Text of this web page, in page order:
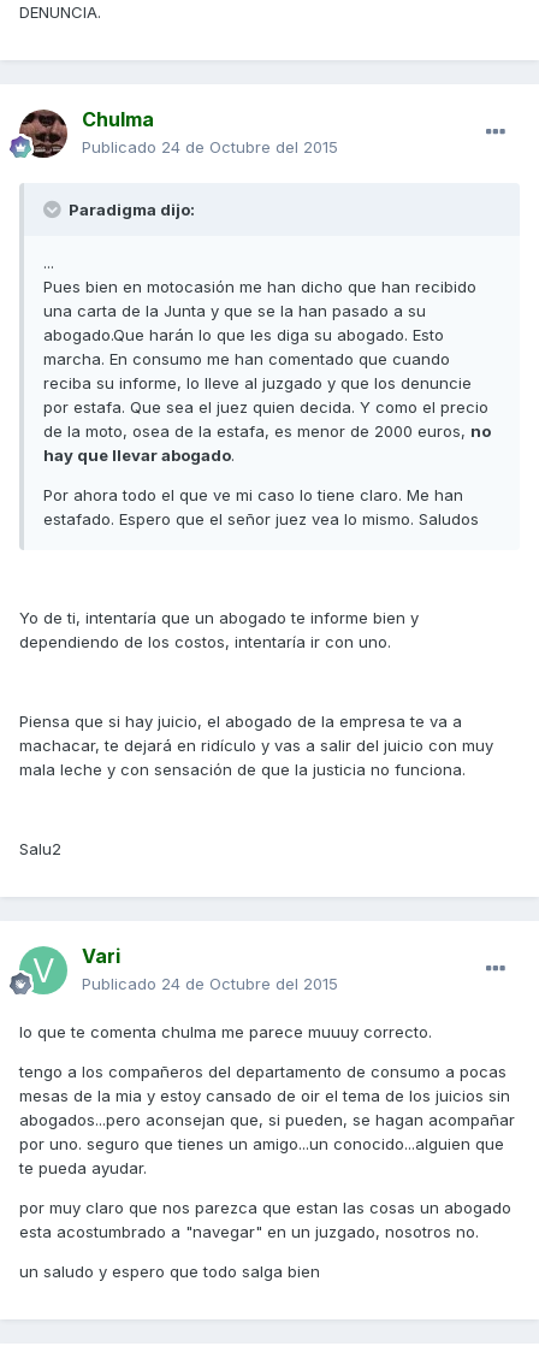
DENUNCIA.
Chulma
Publicado 24 de Octubre del 2015
Paradigma dijo:
...
Pues bien en motocasión me han dicho que han recibido
una carta de la Junta y que se la han pasado a su
abogado.Que harán lo que les diga su abogado. Esto
marcha. En consumo me han comentado que cuando
reciba su informe, lo lleve al juzgado y que los denuncie
por estafa. Que sea el juez quien decida. Y como el precio
de la moto, osea de la estafa, es menor de 2000 euros, no
hay que llevar abogado.
Por ahora todo el que ve mi caso lo tiene claro. Me han
estafado. Espero que el señor juez vea lo mismo. Saludos
Yo de ti, intentaría que un abogado te informe bien y
dependiendo de los costos, intentaría ir con uno.
Piensa que si hay juicio, el abogado de la empresa te va a
machacar, te dejará en ridículo y vas a salir del juicio con muy
mala leche y con sensación de que la justicia no funciona.
Salu2
Vari
Publicado 24 de Octubre del 2015
lo que te comenta chulma me parece muuuy correcto.
tengo a los compañeros del departamento de consumo a pocas
mesas de la mia y estoy cansado de oir el tema de los juicios sin
abogados...pero aconsejan que, si pueden, se hagan acompañar
por uno. seguro que tienes un amigo...un conocido...alguien que
te pueda ayudar.
por muy claro que nos parezca que estan las cosas un abogado
esta acostumbrado a "navegar" en un juzgado, nosotros no.
un saludo y espero que todo salga bien